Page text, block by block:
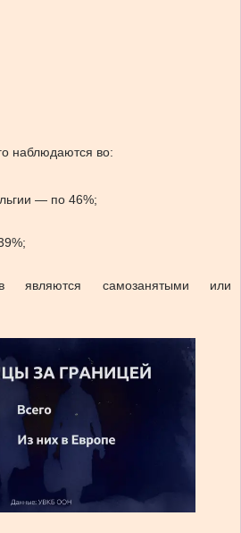
наблюдаются во:
— по 46%;
являются самозанятыми или